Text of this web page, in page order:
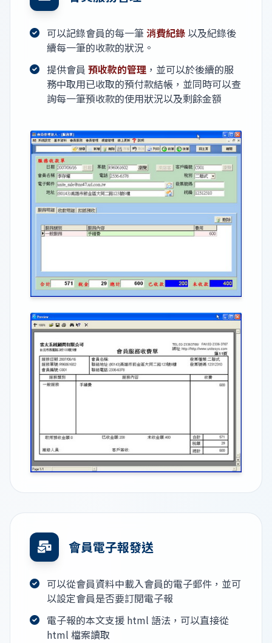
可以記錄會員的每一筆消費紀錄 以及紀錄後
續每一筆的收款的狀況。
提供會員 預收款的管理 ，並可以於後續的服
務中取用已收取的預付款結帳，並同時可以查
詢每一筆預收款的使用狀況以及剩餘金額
會員電子報發送
可以從會員資料中載入會員的電子郵件，並可
以設定會員是否要訂閱電子報
電子報的本文支援 html 語法，可以直接從
html 檔案讀取